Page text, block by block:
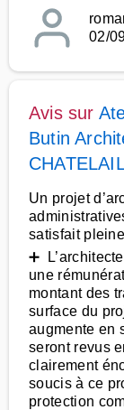
02/
Avis sur
Butin
Un projet
satisfait
➕
une
montant des
surface du
augmente en
seront revus
clairement
soucis à ce
protection